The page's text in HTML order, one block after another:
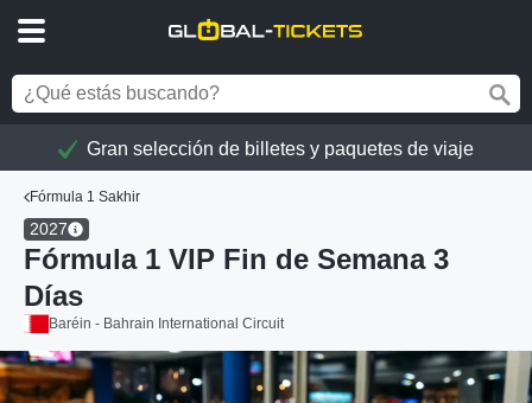
Gran selección de billetes y paquetes de viaje
Fórmula 1 Sakhir
2027
Fórmula 1 VIP Fin de Semana 3
Días
Baréin - Bahrain International Circuit